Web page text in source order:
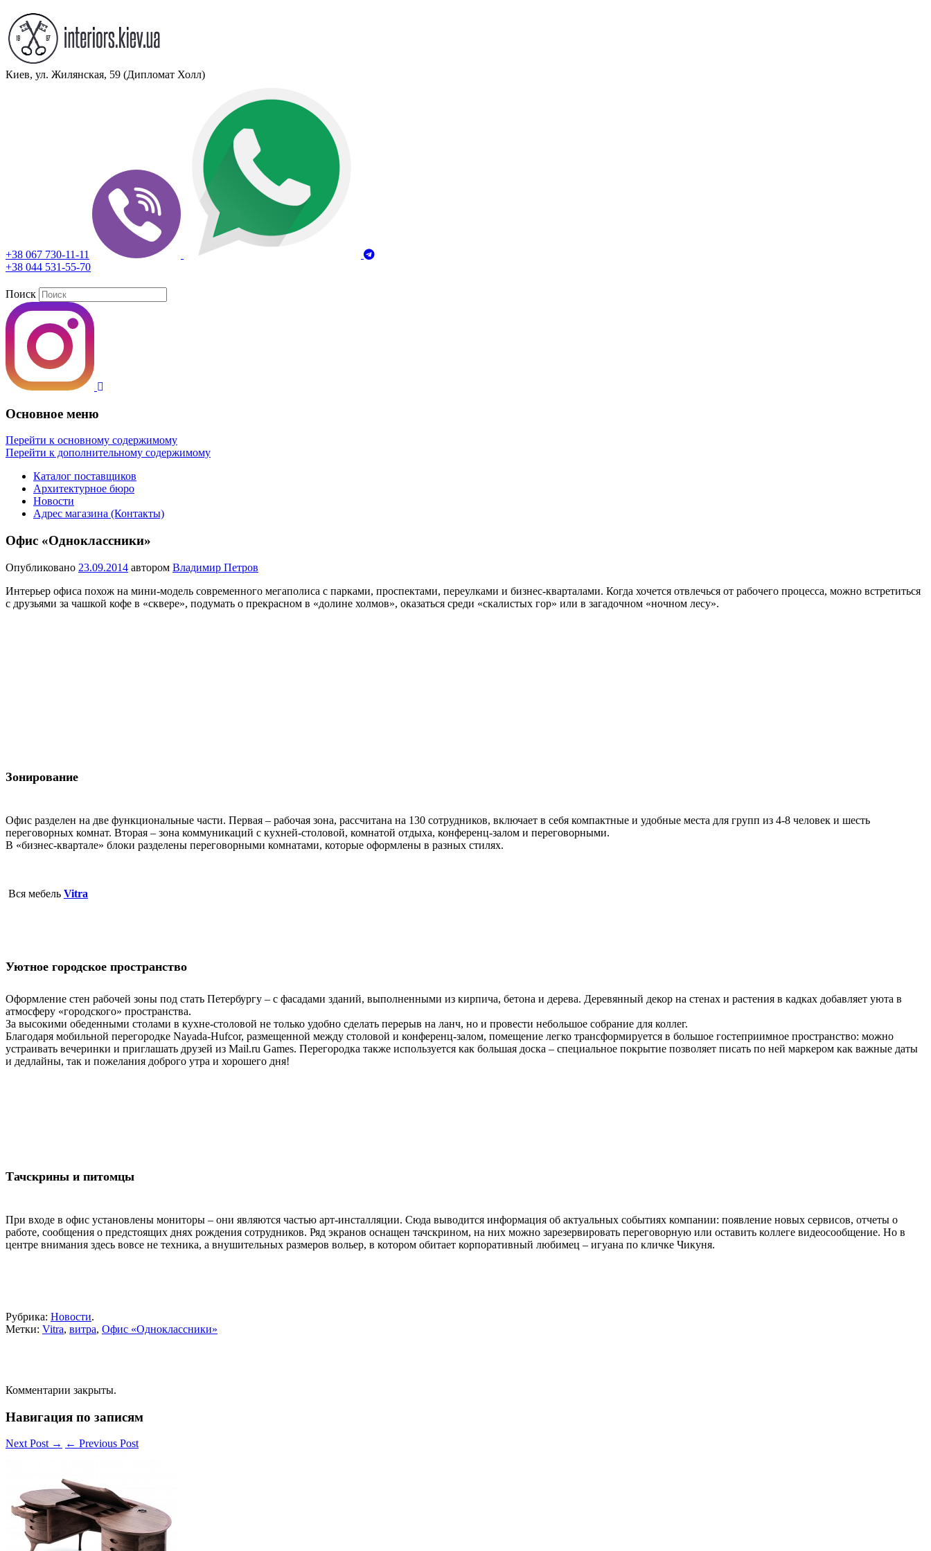
Киев, ул. Жилянская, 59 (Дипломат Холл)
+38 067 730-11-11
+38 044 531-55-70
Поиск
Основное меню
Перейти к основному содержимому
Перейти к дополнительному содержимому
Каталог поставщиков
Архитектурное бюро
Новости
Адрес магазина (Контакты)
Офис «Одноклассники»
Опубликовано 23.09.2014 автором Владимир Петров
Интерьер офиса похож на мини-модель современного мегаполиса с парками, проспектами, переулками и бизнес-кварталами. Когда хочется отвлечься от рабочего процесса, можно встретиться
с друзьями за чашкой кофе в «сквере», подумать о прекрасном в «долине холмов», оказаться среди «скалистых гор» или в загадочном «ночном лесу».
Зонирование
Офис разделен на две функциональные части. Первая – рабочая зона, рассчитана на 130 сотрудников, включает в себя компактные и удобные места для групп из 4-8 человек и шесть
переговорных комнат. Вторая – зона коммуникаций с кухней-столовой, комнатой отдыха, конференц-залом и переговорными.
В «бизнес-квартале» блоки разделены переговорными комнатами, которые оформлены в разных стилях.
Вся мебель Vitra
Уютное городское пространство
Оформление стен рабочей зоны под стать Петербургу – с фасадами зданий, выполненными из кирпича, бетона и дерева. Деревянный декор на стенах и растения в кадках добавляет уюта в
атмосферу «городского» пространства.
За высокими обеденными столами в кухне-столовой не только удобно сделать перерыв на ланч, но и провести небольшое собрание для коллег.
Благодаря мобильной перегородке Nayada-Hufcor, размещенной между столовой и конференц-залом, помещение легко трансформируется в большое гостеприимное пространство: можно
устраивать вечеринки и приглашать друзей из Mail.ru Games. Перегородка также используется как большая доска – специальное покрытие позволяет писать по ней маркером как важные даты
и дедлайны, так и пожелания доброго утра и хорошего дня!
Тачскрины и питомцы
При входе в офис установлены мониторы – они являются частью арт-инсталляции. Сюда выводится информация об актуальных событиях компании: появление новых сервисов, отчеты о
работе, сообщения о предстоящих днях рождения сотрудников. Ряд экранов оснащен тачскрином, на них можно зарезервировать переговорную или оставить коллеге видеосообщение. Но в
центре внимания здесь вовсе не техника, а внушительных размеров вольер, в котором обитает корпоративный любимец – игуана по кличке Чикуня.
Рубрика: Новости.
Метки: Vitra, витра, Офис «Одноклассники»
Комментарии закрыты.
Навигация по записям
Next Post → ← Previous Post